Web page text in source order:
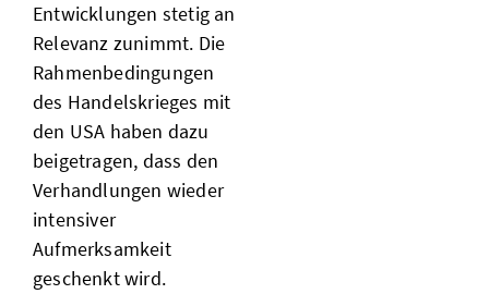
Entwicklungen stetig an
Relevanz zunimmt. Die
Rahmenbedingungen
des Handelskrieges mit
den USA haben dazu
beigetragen, dass den
Verhandlungen wieder
intensiver
Aufmerksamkeit
geschenkt wird.